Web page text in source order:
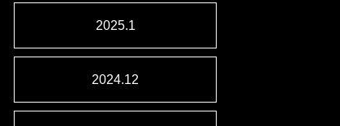
2025.1
2024.12